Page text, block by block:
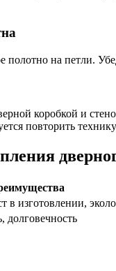
на петли.
коробкой и
повторить
в изготовлении,
долговечность